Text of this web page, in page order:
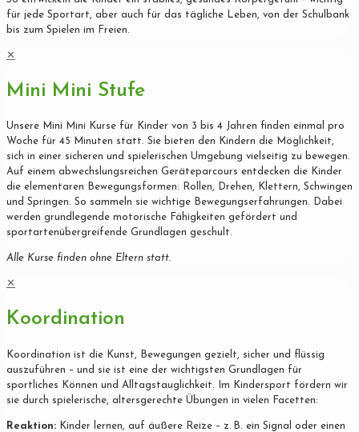
für jede Sportart, aber auch für das tägliche Leben, von der Schulbank
bis zum Spielen im Freien.
✕
Mini Mini Stufe
Unsere Mini Mini Kurse für Kinder von 3 bis 4 Jahren finden einmal pro
Woche für 45 Minuten statt. Sie bieten den Kindern die Möglichkeit,
sich in einer sicheren und spielerischen Umgebung vielseitig zu bewegen.
Auf einem abwechslungsreichen Geräteparcours entdecken die Kinder
die elementaren Bewegungsformen: Rollen, Drehen, Klettern, Schwingen
und Springen. So sammeln sie wichtige Bewegungserfahrungen. Dabei
werden grundlegende motorische Fähigkeiten gefördert und
sportartenübergreifende Grundlagen geschult.
Alle Kurse finden ohne Eltern statt.
✕
Koordination
Koordination ist die Kunst, Bewegungen gezielt, sicher und flüssig
auszuführen – und sie ist eine der wichtigsten Grundlagen für
sportliches Können und Alltagstauglichkeit. Im Kindersport fördern wir
sie durch spielerische, altersgerechte Übungen in vielen Facetten:
Reaktion: Kinder lernen, auf äußere Reize – z. B. ein Signal oder einen